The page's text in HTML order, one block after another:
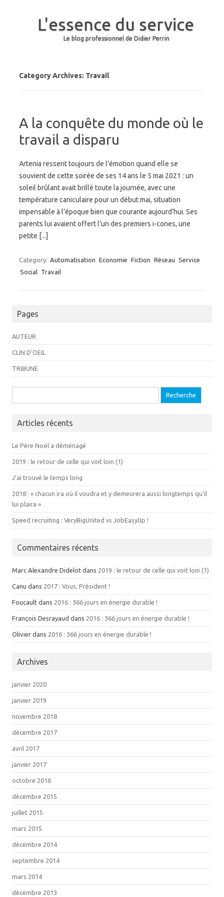
L'essence du service
Le blog professionnel de Didier Perrin
Category Archives: Travail
A la conquête du monde où le
travail a disparu
Artenia ressent toujours de l’émotion quand elle se
souvient de cette soirée de ses 14 ans le 5 mai 2021 : un
soleil brûlant avait brillé toute la journée, avec une
température caniculaire pour un début mai, situation
impensable à l’époque bien que courante aujourd’hui. Ses
parents lui avaient offert l’un des premiers i-cones, une
petite [...]
Category: Automatisation Economie Fiction Réseau Service
Social Travail
Pages
AUTEUR
CLIN D’OEIL
TRIBUNE
Articles récents
Le Père Noël a déménagé
2019 : le retour de celle qui voit loin (1)
J’ai trouvé le temps long
2018 : « chacun ira où il voudra et y demeurera aussi longtemps qu’il
lui plaira »
Speed recruiting : VeryBigUnited vs JobEasyUp !
Commentaires récents
Marc Alexandre Didelot dans 2019 : le retour de celle qui voit loin (1)
Canu dans 2017 : Vous, Président !
Foucault dans 2016 : 366 jours en énergie durable !
François Desrayaud dans 2016 : 366 jours en énergie durable !
Olivier dans 2016 : 366 jours en énergie durable !
Archives
janvier 2020
janvier 2019
novembre 2018
décembre 2017
avril 2017
janvier 2017
octobre 2016
décembre 2015
juillet 2015
mars 2015
décembre 2014
septembre 2014
mars 2014
décembre 2013